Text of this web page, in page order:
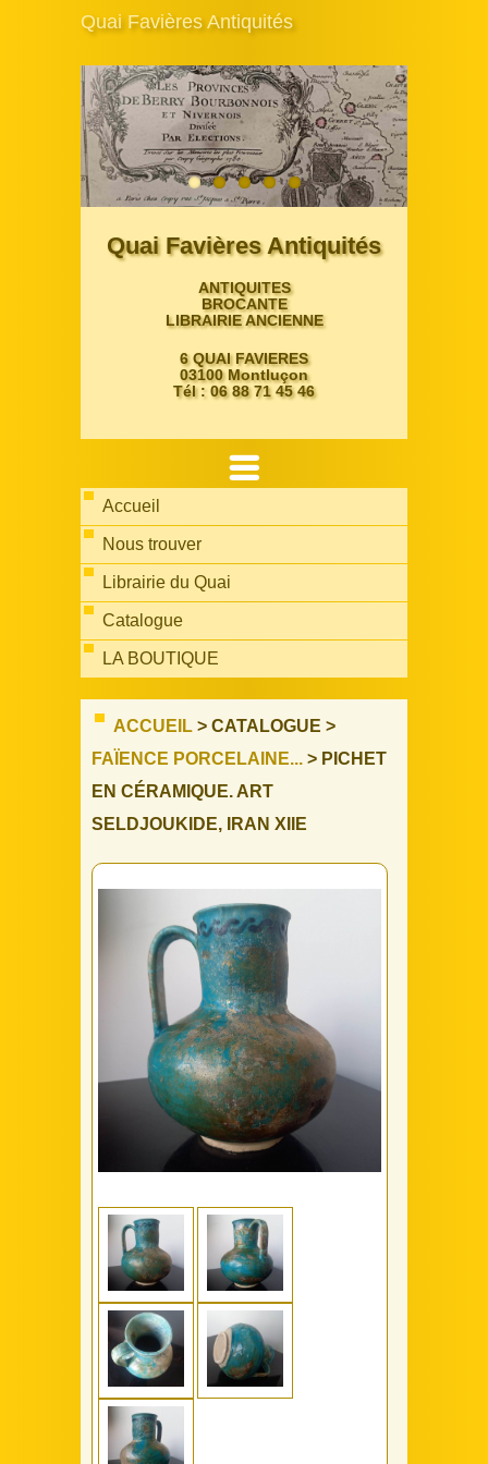
Quai Favières Antiquités
Quai Favières Antiquités
ANTIQUITES
BROCANTE
LIBRAIRIE ANCIENNE
6 QUAI FAVIERES
03100 Montluçon
Tél : 06 88 71 45 46
Accueil
Nous trouver
Librairie du Quai
Catalogue
LA BOUTIQUE
ACCUEIL > CATALOGUE >
FAÏENCE PORCELAINE... > PICHET
EN CÉRAMIQUE. ART
SELDJOUKIDE, IRAN XIIE